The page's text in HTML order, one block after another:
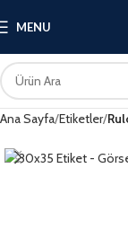
MENU
Ana Sayfa Etiketler